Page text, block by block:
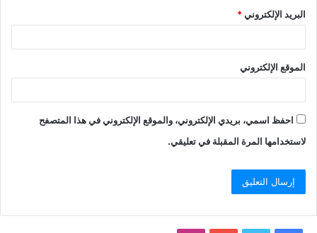
البريد الإلكتروني*
الموقع الإلكتروني
احفظ اسمي، بريدي الإلكتروني، والموقع الإلكتروني في هذا المتصفح
لاستخدامها المرة المقبلة في تعليقي.